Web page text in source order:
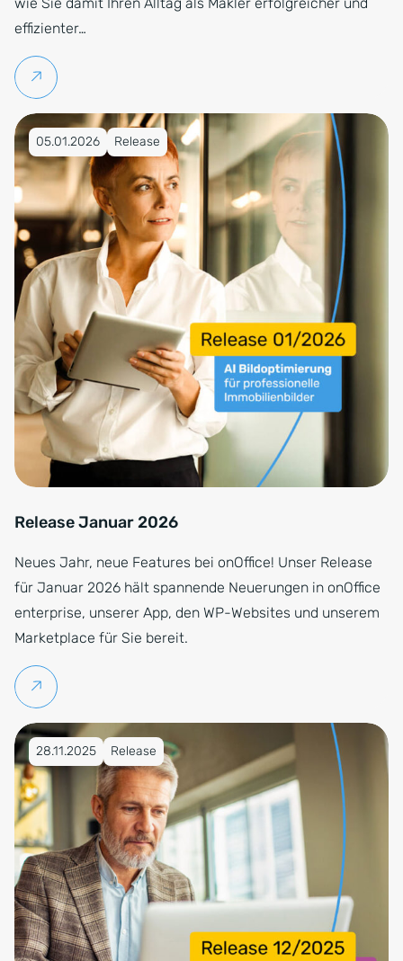
effizienter…
Weiterlesen
Veröffentlicht am 05.01.2026
05.01.2026 Release
Release Januar 2026
Neues Jahr, neue Features bei onOffice! Unser Release
für Januar 2026 hält spannende Neuerungen in onOffice
enterprise, unserer App, den WP-Websites und unserem
Marketplace für Sie bereit.
Weiterlesen
Veröffentlicht am 28.11.2025
28.11.2025 Release